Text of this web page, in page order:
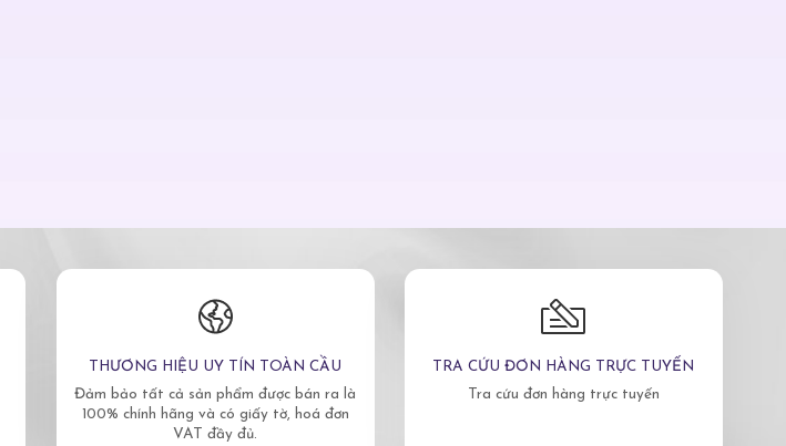
THƯƠNG HIỆU UY TÍN TOÀN CẦU
Đảm bảo tất cả sản phẩm được bán ra là
100% chính hãng và có giấy tờ, hoá đơn
VAT đầy đủ.
TRA CỨU ĐƠN HÀNG TRỰC TUYẾN
Tra cứu đơn hàng trực tuyến